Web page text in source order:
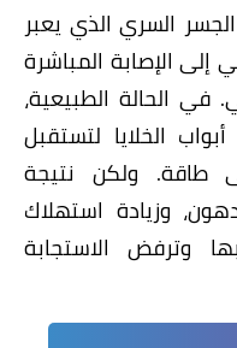
السري الذي يعبر
إلى الإصابة المباشرة
في الحالة الطبيعية،
الخلايا لتستقبل
طاقة. ولكن نتيجة
وزيادة استهلاك
وترفض الاستجابة